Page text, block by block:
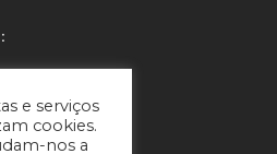
e serviços
cookies.
nos a